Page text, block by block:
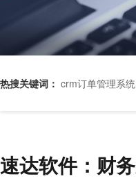
热搜关键词： crm订单管理系统
速达软件：财